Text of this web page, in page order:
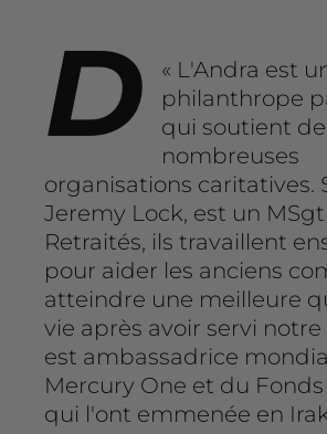
D
« L'Andra est
philanthrope
qui soutient de
nombreuses
organisations caritatives.
Jeremy Lock, est un MSgt
Retraités, ils travaillent
pour aider les anciens
atteindre une meilleure
vie après avoir servi notre
est ambassadrice
Mercury One et du Fonds
qui l'ont emmenée en